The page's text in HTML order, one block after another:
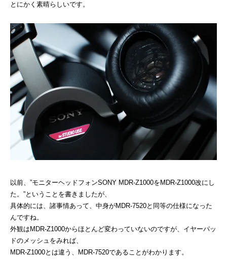
とにかく素晴らしいです。
以前、”モニターヘッドフォンSONY MDR-Z1000をMDR-Z1000改にし
た。”ということを書きましたが、
具体的には、諸事情あって、中身がMDR-7520と同等の仕様になった
んですね。
外観はMDR-Z1000からほとんど変わっていないのですが、イヤーパッ
ドのメッシュをみれば、
MDR-Z1000とは違う、MDR-7520であることがわかります。